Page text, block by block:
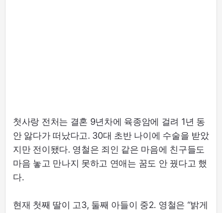
첫사랑 전처는 결혼 9년차에 육종암에 걸려 1년 동
안 앓다가 떠났다고. 30대 초반 나이에 수술을 받았
지만 전이됐다. 영철은 죄인 같은 마음에 친구들도
마음 놓고 만나지 못하고 연애는 꿈도 안 꿨다고 했
다.
현재 첫째 딸이 고3, 둘째 아들이 중2. 영철은 “밝게